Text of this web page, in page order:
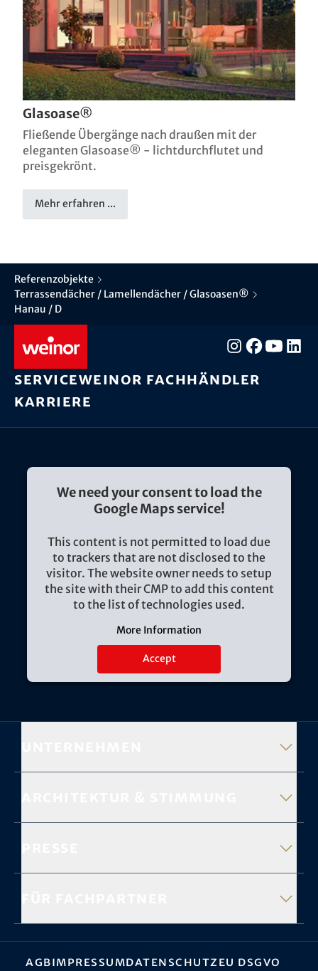
Glasoase®
Fließende Übergänge nach draußen mit der
eleganten Glasoase® - lichtdurchflutet und
preisgekrönt.
Mehr erfahren ...
Referenzobjekte
Terrassendächer / Lamellendächer / Glasoasen®
Hanau / D
Serviceweinor Fachhändler
Karriere
We need your consent to load the
Google Maps service!
This content is not permitted to load due
to trackers that are not disclosed to the
visitor. The website owner needs to setup
the site with their CMP to add this content
to the list of technologies used.
More Information
Accept
AGBImpressumDatenschutz EU DSGVO